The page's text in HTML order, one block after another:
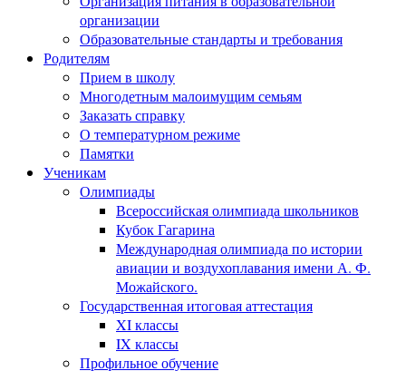
организации
Образовательные стандарты и требования
Родителям
Прием в школу
Многодетным малоимущим семьям
Заказать справку
О температурном режиме
Памятки
Ученикам
Олимпиады
Всероссийская олимпиада школьников
Кубок Гагарина
Международная олимпиада по истории
авиации и воздухоплавания имени А. Ф.
Можайского.
Государственная итоговая аттестация
XI классы
IX классы
Профильное обучение